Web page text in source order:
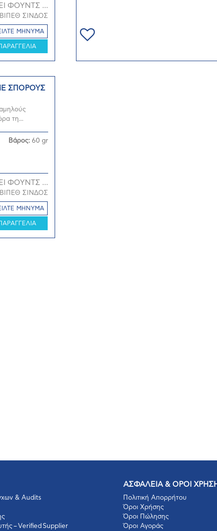
ΦΟΥΝΤΣ ...
ΒΙΠΕΘ ΣΙΝΔΟΣ
ΜΗΝΥΜΑ
ΣΠΟΡΟΥΣ
τη...
Βάρος:60 gr
ΦΟΥΝΤΣ ...
ΒΙΠΕΘ ΣΙΝΔΟΣ
ΜΗΝΥΜΑ
& Audits
– Verified Supplier
ΑΣΦΑΛΕΙΑ & ΟΡΟΙ
Πολιτική Απορρήτου
Όροι Χρήσης
Όροι Πώλησης
Όροι Αγοράς